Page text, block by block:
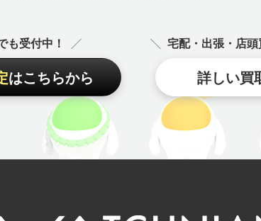
も受付中！
はこちらから
宅配・出張・店頭
詳しい買